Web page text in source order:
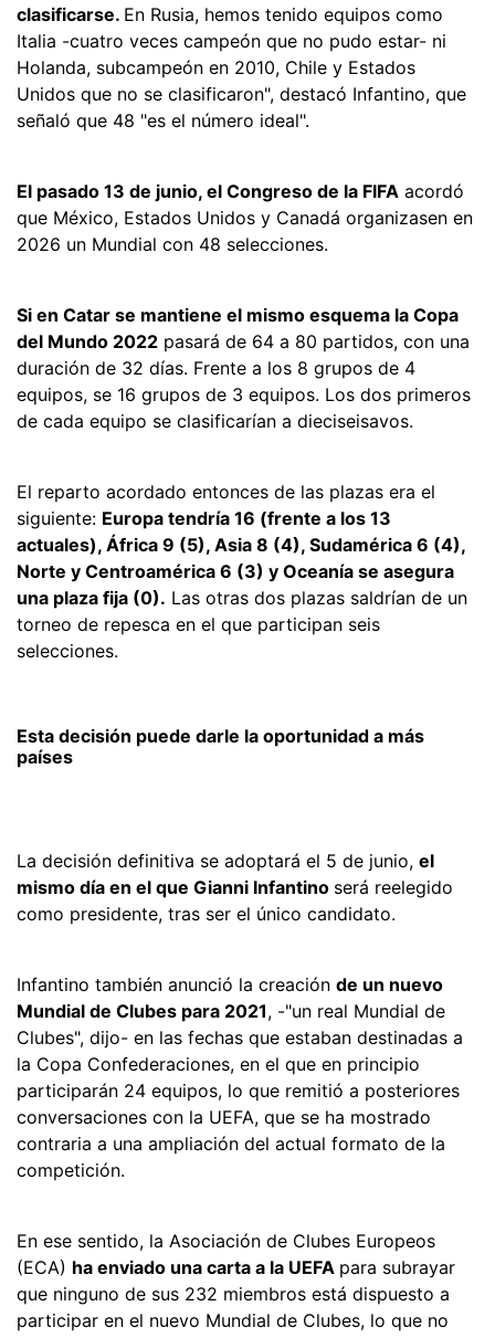
clasificarse. En Rusia, hemos tenido equipos como
Italia -cuatro veces campeón que no pudo estar- ni
Holanda, subcampeón en 2010, Chile y Estados
Unidos que no se clasificaron", destacó Infantino, que
señaló que 48 "es el número ideal".
El pasado 13 de junio, el Congreso de la FIFA acordó
que México, Estados Unidos y Canadá organizasen en
2026 un Mundial con 48 selecciones.
Si en Catar se mantiene el mismo esquema la Copa
del Mundo 2022 pasará de 64 a 80 partidos, con una
duración de 32 días. Frente a los 8 grupos de 4
equipos, se 16 grupos de 3 equipos. Los dos primeros
de cada equipo se clasificarían a dieciseisavos.
El reparto acordado entonces de las plazas era el
siguiente: Europa tendría 16 (frente a los 13
actuales), África 9 (5), Asia 8 (4), Sudamérica 6 (4),
Norte y Centroamérica 6 (3) y Oceanía se asegura
una plaza fija (0). Las otras dos plazas saldrían de un
torneo de repesca en el que participan seis
selecciones.
Esta decisión puede darle la oportunidad a más
países
La decisión definitiva se adoptará el 5 de junio, el
mismo día en el que Gianni Infantino será reelegido
como presidente, tras ser el único candidato.
Infantino también anunció la creación de un nuevo
Mundial de Clubes para 2021, -"un real Mundial de
Clubes", dijo- en las fechas que estaban destinadas a
la Copa Confederaciones, en el que en principio
participarán 24 equipos, lo que remitió a posteriores
conversaciones con la UEFA, que se ha mostrado
contraria a una ampliación del actual formato de la
competición.
En ese sentido, la Asociación de Clubes Europeos
(ECA) ha enviado una carta a la UEFA para subrayar
que ninguno de sus 232 miembros está dispuesto a
participar en el nuevo Mundial de Clubes, lo que no